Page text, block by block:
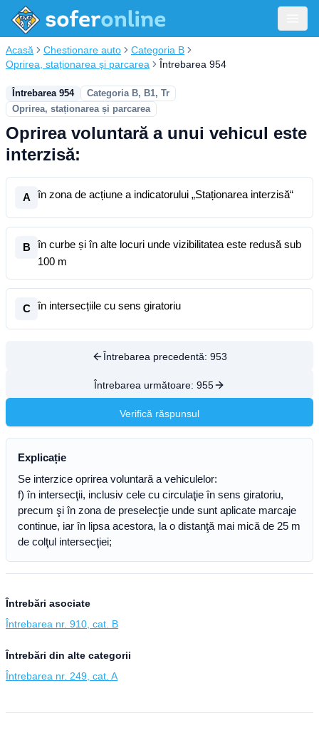
Acasă Chestionare auto
Categoria B
Oprirea, staționarea și parcarea
Întrebarea 954
Întrebarea 954
Categoria B, B1, Tr
Oprirea, staționarea și parcarea
Oprirea voluntară a unui vehicul este
interzisă:
A în zona de acțiune a indicatorului „Staționarea interzisă“
B
în curbe și în alte locuri unde vizibilitatea este redusă sub
100 m
C în intersecțiile cu sens giratoriu
Întrebarea precedentă: 953
Întrebarea următoare: 955
Verifică răspunsul
Explicație
Se interzice oprirea voluntară a vehiculelor:
f) în intersecţii, inclusiv cele cu circulaţie în sens giratoriu,
precum şi în zona de preselecţie unde sunt aplicate marcaje
continue, iar în lipsa acestora, la o distanţă mai mică de 25 m
de colţul intersecţiei;
Întrebări asociate
Întrebarea nr. 910, cat. B
Întrebări din alte categorii
Întrebarea nr. 249, cat. A